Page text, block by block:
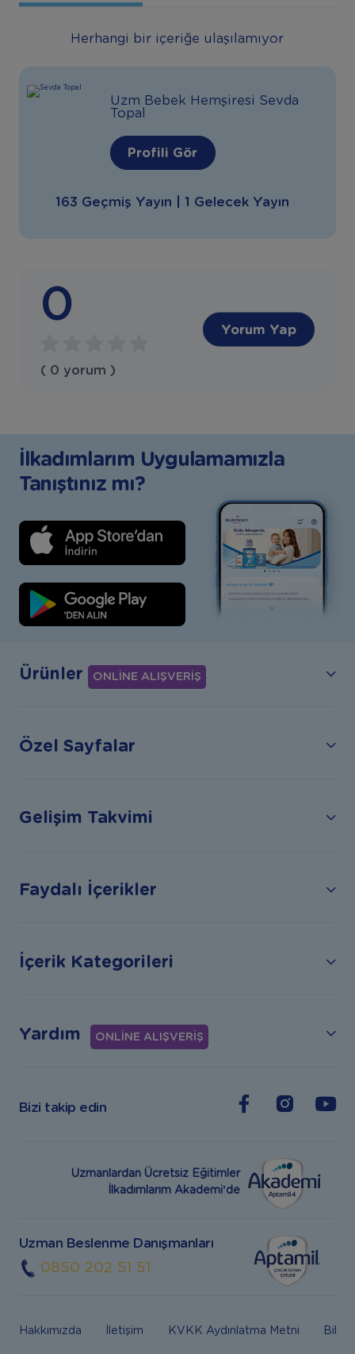
Herhangi bir içeriğe ulaşılamıyor
Uzm Bebek Hemşiresi Sevda
Topal
Profili Gör
163 Geçmiş Yayın | 1 Gelecek Yayın
0
( 0 yorum )
Yorum Yap
İlkadımlarım Uygulamamızla
Tanıştınız mı?
Ürünler ONLİNE ALIŞVERİŞ
Özel Sayfalar
Gelişim Takvimi
Faydalı İçerikler
İçerik Kategorileri
Yardım ONLİNE ALIŞVERİŞ
Bizi takip edin
Uzmanlardan Ücretsiz Eğitimler
İlkadımlarım Akademi’de
Uzman Beslenme Danışmanları
0850 202 51 51
Hakkımızda İletişim KVKK Aydınlatma Metni Bilgi